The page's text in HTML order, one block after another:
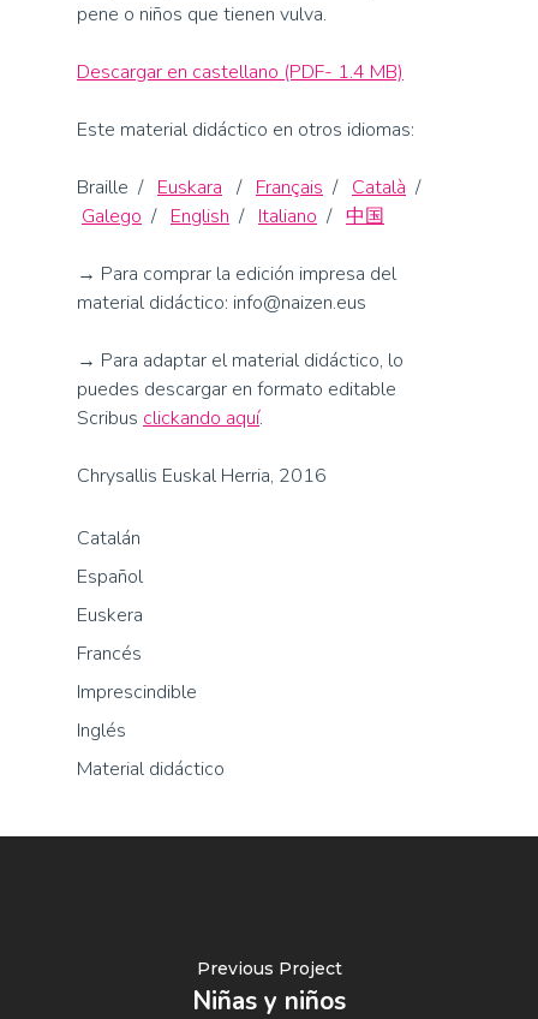
pene o niños que tienen vulva.
Descargar en castellano (PDF- 1.4 MB)
Este material didáctico en otros idiomas:
Braille / Euskara / Français / Català /
Galego / English / Italiano / 中国
→ Para comprar la edición impresa del
material didáctico: info@naizen.eus
→ Para adaptar el material didáctico, lo
puedes descargar en formato editable
Scribus clickando aquí.
Chrysallis Euskal Herria, 2016
Catalán
Español
Euskera
Francés
Imprescindible
Inglés
Material didáctico
Previous Project
Niñas y niños